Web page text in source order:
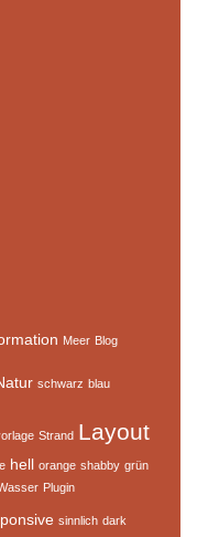
Meer Blog
schwarz blau
Strand Layout
hell orange shabby grün
Plugin
sinnlich dark